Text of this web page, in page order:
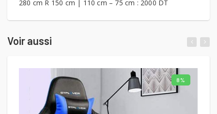
280 cm R 150 cm | 110 cm – 75 cm : 2000 DT
Voir aussi
8%